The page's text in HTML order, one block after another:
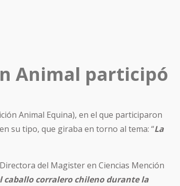
Animal participó
Animal Equina), en el que participaron
su tipo, que giraba en torno al tema: “La
del Magister en Ciencias Mención
corralero chileno durante la